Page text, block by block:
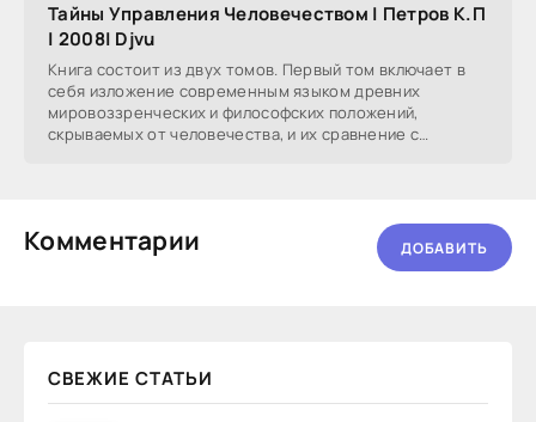
Тайны Управления Человечеством | Петров К.П
| 2008| Djvu
Книга состоит из двух томов. Первый том включает в
себя изложение современным языком древних
мировоззренческих и философских положений,
скрываемых от человечества, и их сравнение с
Комментарии ДОБАВИТЬ
СВЕЖИЕ СТАТЬИ